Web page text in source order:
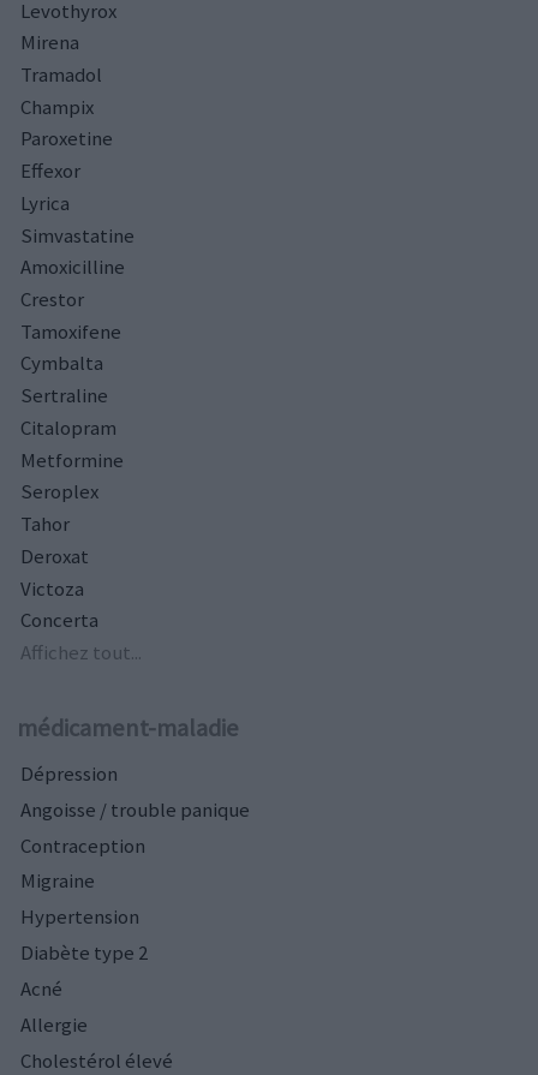
Levothyrox
Mirena
Tramadol
Champix
Paroxetine
Effexor
Lyrica
Simvastatine
Amoxicilline
Crestor
Tamoxifene
Cymbalta
Sertraline
Citalopram
Metformine
Seroplex
Tahor
Deroxat
Victoza
Concerta
Affichez tout...
médicament-maladie
Dépression
Angoisse / trouble panique
Contraception
Migraine
Hypertension
Diabète type 2
Acné
Allergie
Cholestérol élevé